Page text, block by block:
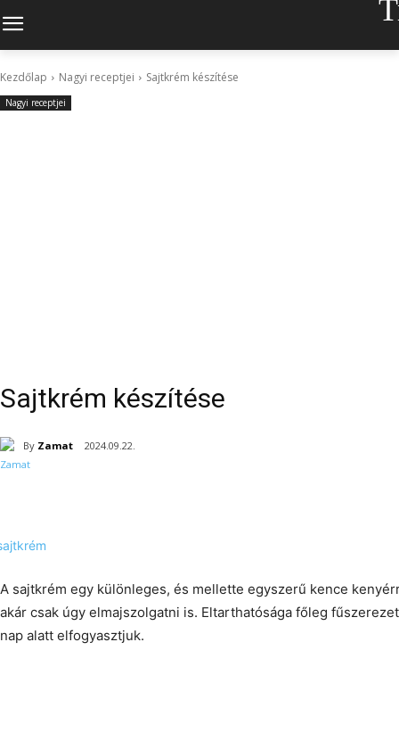
Kezdőlap Nagyi receptjei Sajtkrém készítése
Nagyi receptjei
Sajtkrém készítése
By Zamat 2024.09.22.
A sajtkrém egy különleges, és mellette egyszerű kence
akár csak úgy elmajszolgatni is. Eltarthatósága főleg
nap alatt elfogyasztjuk.